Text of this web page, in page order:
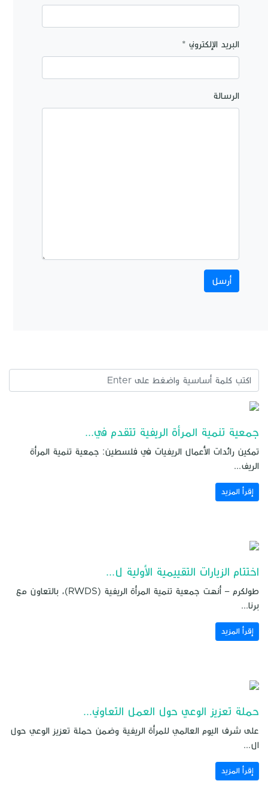
البريد الإلكتروني *
الرسالة
جمعية تنمية المرأة الريفية تتقدم في...
تمكين رائدات الأعمال الريفيات في فلسطين: جمعية تنمية المرأة
الريف...
إقرأ المزيد
اختتام الزيارات التقييمية الأولية ل...
طولكرم – أنهت جمعية تنمية المرأة الريفية (RWDS)، بالتعاون مع
برنا...
إقرأ المزيد
حملة تعزيز الوعي حول العمل التعاوني...
على شرف اليوم العالمي للمرأة الريفية وضمن حملة تعزيز الوعي حول
ال...
إقرأ المزيد